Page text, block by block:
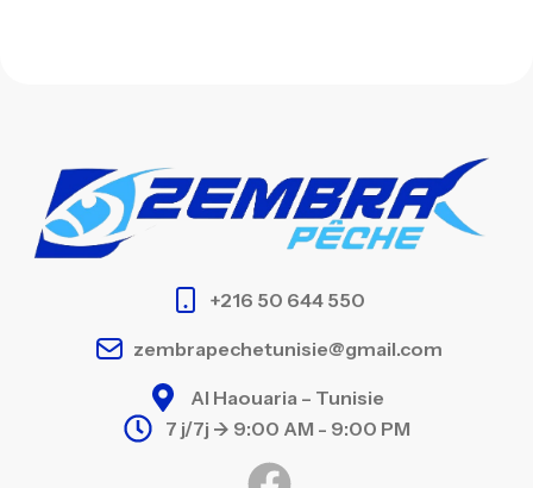
+216 50 644 550
zembrapechetunisie@gmail.com
Al Haouaria – Tunisie
7 j/7j -> 9:00 AM - 9:00 PM